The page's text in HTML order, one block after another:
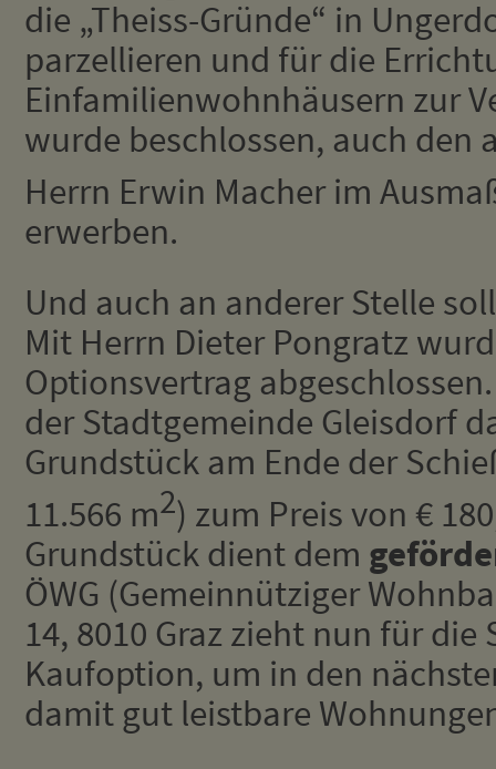
die „Theiss-Gründe“ in
parzellieren und für die
Einfamilienwohnhäusern zur
wurde beschlossen, auch den
Herrn Erwin Macher im
erwerben.
Und auch an anderer Stelle
Mit Herrn Dieter Pongratz
Optionsvertrag
der Stadtgemeinde Gleisdorf
Grundstück am Ende der
11.566 m2) zum Preis von €
Grundstück dient dem
ÖWG (Gemeinnütziger
14, 8010 Graz zieht nun für
Kaufoption, um in den
damit gut leistbare